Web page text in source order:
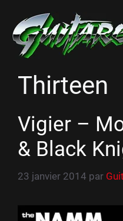
contenu
Thirteen
Vigier –
& Black
23 janvier 2014 par